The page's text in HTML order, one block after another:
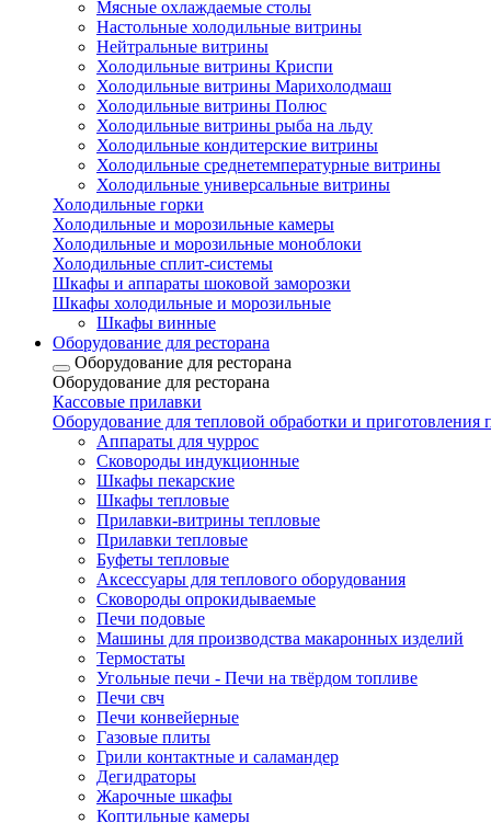
Мясные охлаждаемые столы
Настольные холодильные витрины
Нейтральные витрины
Холодильные витрины Криспи
Холодильные витрины Марихолодмаш
Холодильные витрины Полюс
Холодильные витрины рыба на льду
Холодильные кондитерские витрины
Холодильные среднетемпературные витрины
Холодильные универсальные витрины
Холодильные горки
Холодильные и морозильные камеры
Холодильные и морозильные моноблоки
Холодильные сплит-системы
Шкафы и аппараты шоковой заморозки
Шкафы холодильные и морозильные
Шкафы винные
Оборудование для ресторана
Оборудование для ресторана
Оборудование для ресторана
Кассовые прилавки
Оборудование для тепловой обработки и приготовления
Аппараты для чуррос
Сковороды индукционные
Шкафы пекарские
Шкафы тепловые
Прилавки-витрины тепловые
Прилавки тепловые
Буфеты тепловые
Аксессуары для теплового оборудования
Сковороды опрокидываемые
Печи подовые
Машины для производства макаронных изделий
Термостаты
Угольные печи - Печи на твёрдом топливе
Печи свч
Печи конвейерные
Газовые плиты
Грили контактные и саламандер
Дегидраторы
Жарочные шкафы
Коптильные камеры